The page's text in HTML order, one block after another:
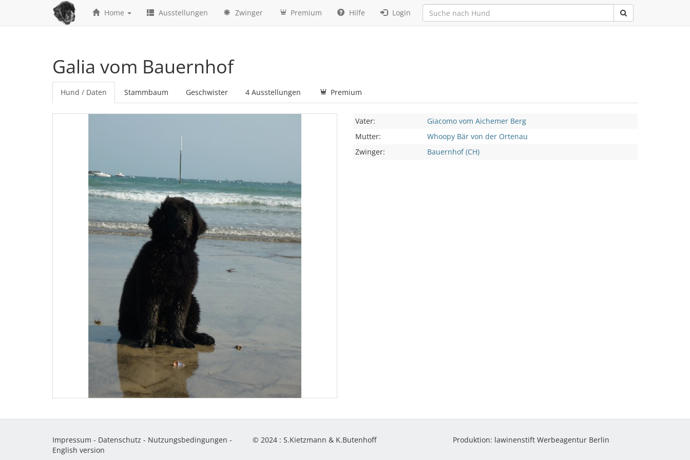
Home Ausstellungen Zwinger Premium Hilfe Login
Galia vom Bauernhof
Hund / Daten Stammbaum Geschwister 4 Ausstellungen Premium
Vater:
Giacomo vom Aichemer Berg
Mutter:
Whoopy Bär von der Ortenau
Zwinger:
Bauernhof (CH)
Impressum - Datenschutz - Nutzungsbedingungen -
English version
© 2024 : S.Kietzmann & K.Butenhoff Produktion: lawinenstift Werbeagentur Berlin